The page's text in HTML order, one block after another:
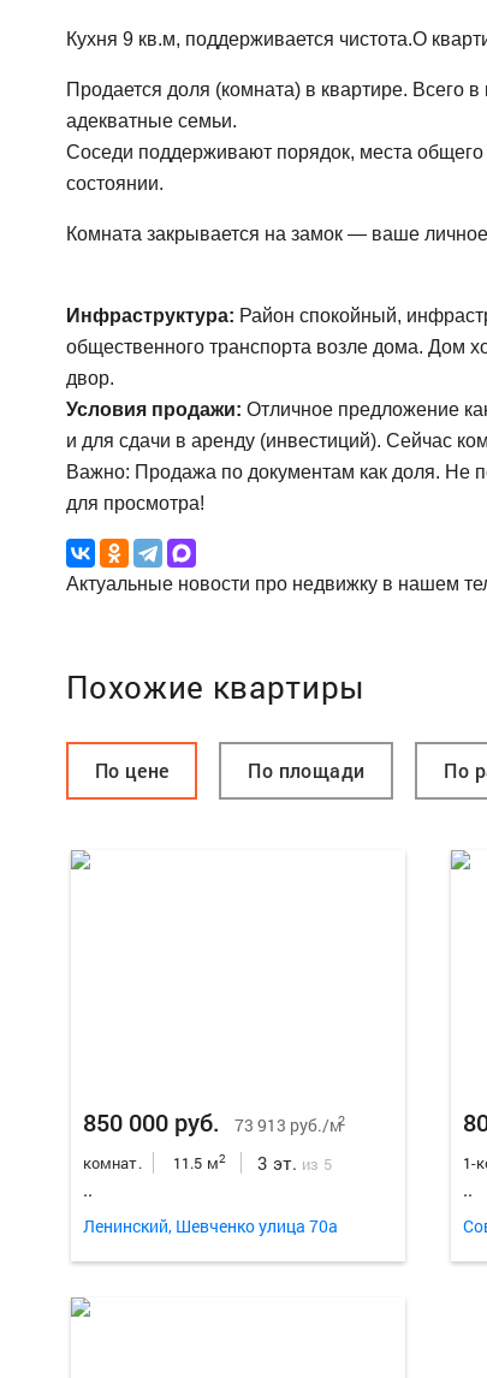
Кухня 9 кв.м, поддерживается чистота.О
Продается доля (комната) в квартире. Всего
адекватные семьи.
Соседи поддерживают порядок, места
состоянии.
Комната закрывается на замок — ваше
Инфраструктура: Район спокойный,
общественного транспорта возле дома. Дом
двор.
Условия продажи: Отличное предложение
и для сдачи в аренду (инвестиций). Сейчас
Важно: Продажа по документам как доля. Не
для просмотра!
Актуальные новости про недвижку в нашем
Похожие квартиры
По цене По площади По
850 000 руб. 73 913 руб./м2
комнат. 11.5 м2 3 эт. из 5
..
Ленинский, Шевченко улица 70а
1-
..